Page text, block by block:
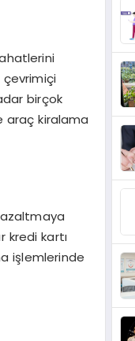
çevrimiçi
birçok
araç kiralama
azaltmaya
kredi kartı
işlemlerinde